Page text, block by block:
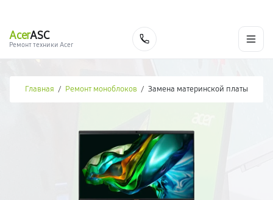
AcerASC
Ремонт техники Acer
Главная / Ремонт моноблоков / Замена материнской платы